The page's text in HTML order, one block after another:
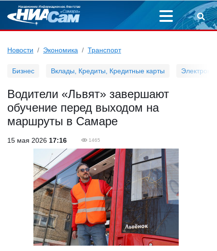
Новости Экономика Транспорт
Бизнес Вклады, Кредиты, Кредитные карты
Водители «Львят» завершают
обучение перед выходом на
маршруты в Самаре
15 мая 2026 17:16 1465